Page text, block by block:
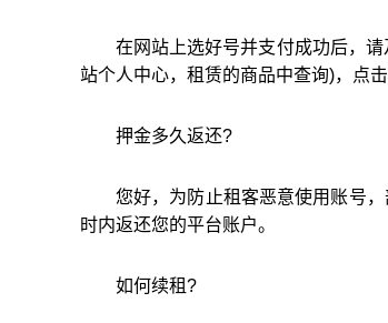
在网站上选好号并支付成功后，
站个人中心，租赁的商品中查询)，点
押金多久返还?
您好，为防止租客恶意使用账号
时内返还您的平台账户。
如何续租?